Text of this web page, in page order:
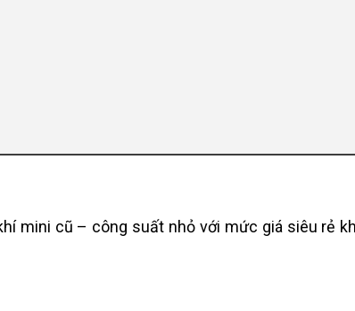
mini cũ – công suất nhỏ với mức giá siêu rẻ